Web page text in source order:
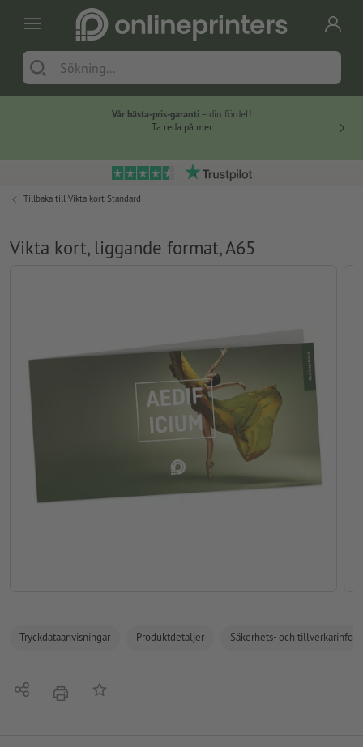
Vår bästa-pris-garanti – din fördel!
Ta reda på mer
Tillbaka till Vikta kort Standard
Vikta kort, liggande format, A65
Tryckdataanvisningar Produktdetaljer Säkerhets- och
Dela erbjudandePå anteckningslistan